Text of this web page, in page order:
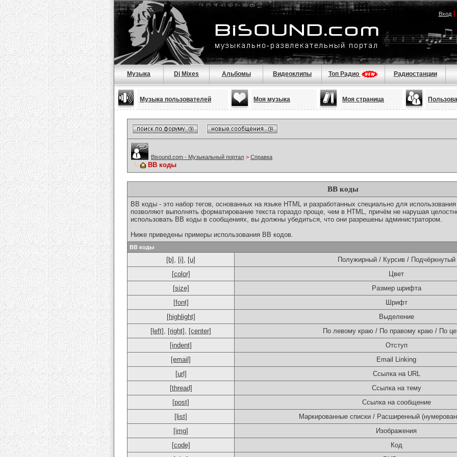
Вход|
Музыка Dj Mixes Альбомы Видеоклипы Топ Радио Радиостанции
Музыка пользователей Моя музыка Моя страница
Bisound.com - Музыкальный портал > Справка
BB коды
BB коды
BB коды - это набор тегов, основанных на языке HTML и разработанных специально для
позволяют выполнять форматирование текста гораздо проще, чем в HTML, причём не нарушая
использовать BB коды в сообщениях, вы должны убедиться, что они разрешены администратором.
Ниже приведены примеры использования BB кодов.
BB коды
[b] , [i] , [u]
Полужирный / Курсив / Подчёркнутый
[color]
Цвет
[size]
Размер шрифта
[font]
Шрифт
[highlight]
Выделение
[left] , [right] , [center]
По левому краю / По правому краю / По
[indent]
Отступ
[email]
Email Linking
[url]
Ссылка на URL
[thread]
Ссылка на тему
[post]
Ссылка на сообщение
[list]
Маркированные списки / Расширенный
[img]
Изображения
[code]
Код